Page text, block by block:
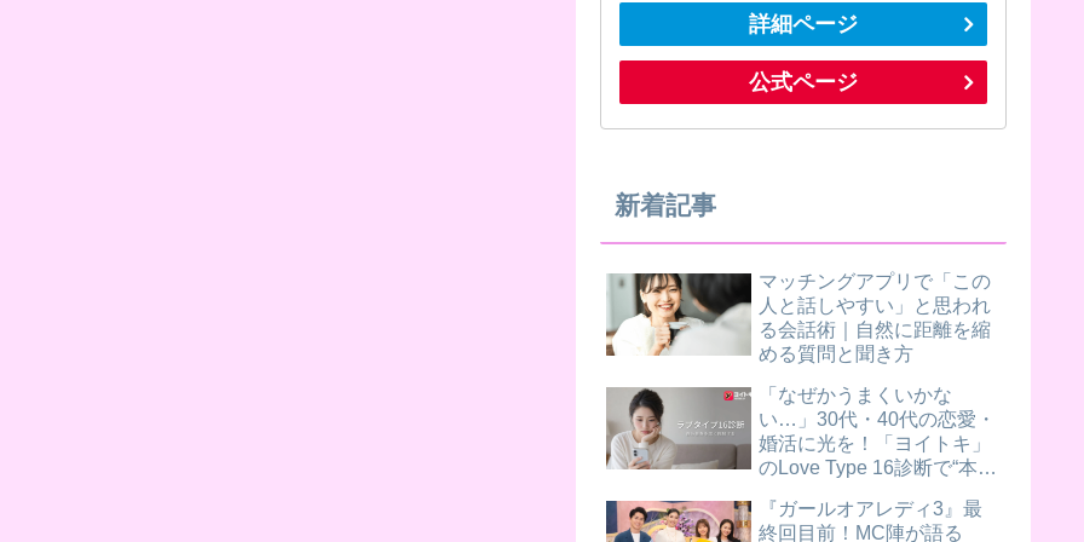
詳細ページ
公式ページ
新着記事
マッチングアプリで「この
人と話しやすい」と思われ
る会話術｜自然に距離を縮
める質問と聞き方
「なぜかうまくいかな
い…」30代・40代の恋愛・
婚活に光を！「ヨイトキ」
のLove Type 16診断で“本当
ト『ガールオアレディ3』最
終回目前！MC陣が語る